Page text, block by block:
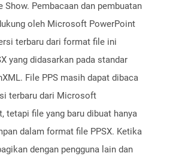
Show. Pembacaan dan pembuatan
oleh Microsoft PowerPoint
terbaru dari format file ini
yang didasarkan pada standar
File PPS masih dapat dibaca
terbaru dari Microsoft
tetapi file yang baru dibuat hanya
dalam format file PPSX. Ketika
dengan pengguna lain dan